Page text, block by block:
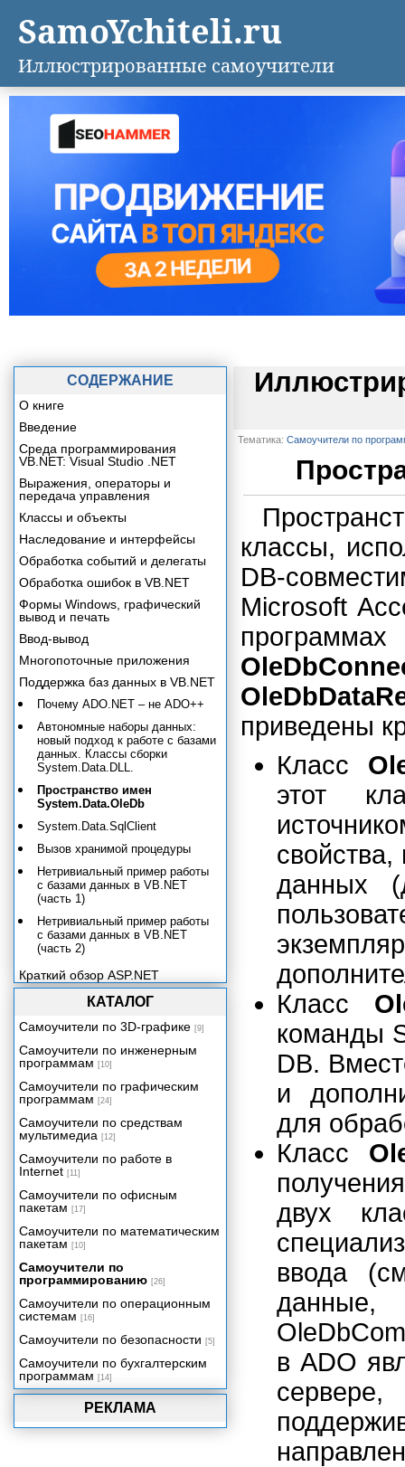
Тематика: Самоучители по
классы,
DB-
Microsoft
приведены
Класс
этот
данных
Класс
команды
DB.
и
для
Класс
двух
ввода
в ADO
РЕКЛАМА
СОДЕРЖАНИЕ
О книге
Введение
Среда программирования
VB.NET: Visual Studio .NET
Выражения, операторы и
передача управления
Классы и объекты
Наследование и интерфейсы
Обработка событий и делегаты
Обработка ошибок в VB.NET
Формы Windows, графический
вывод и печать
Ввод-вывод
Многопоточные приложения
Поддержка баз данных в VB.NET
Почему ADO.NET – не ADO++
Автономные наборы данных:
новый подход к работе с базами
данных. Классы сборки
System.Data.DLL.
Пространство имен
System.Data.OleDb
System.Data.SqlClient
Вызов хранимой процедуры
Нетривиальный пример работы
с базами данных в VB.NET
(часть 1)
Нетривиальный пример работы
с базами данных в VB.NET
(часть 2)
Краткий обзор ASP.NET
Сборки .NET, установка
приложений и COM Interop
КАТАЛОГ
Самоучители по 3D-графике [9]
Самоучители по инженерным
программам [10]
Самоучители по графическим
программам [24]
Самоучители по средствам
мультимедиа [12]
Самоучители по работе в
Internet [11]
Самоучители по офисным
пакетам [17]
Самоучители по математическим
пакетам [10]
Самоучители по
программированию [26]
Самоучители по операционным
системам [16]
Самоучители по безопасности [5]
Самоучители по бухгалтерским
программам [14]
SamoYchiteli.ru
Иллюстрированные самоучители